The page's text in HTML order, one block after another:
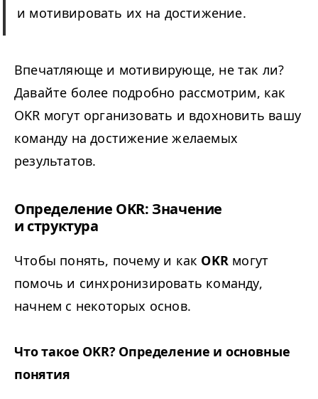
и мотивировать их на достижение.
Впечатляюще и мотивирующе, не так ли?
Давайте более подробно рассмотрим, как
OKR могут организовать и вдохновить вашу
команду на достижение желаемых
результатов.
Определение OKR: Значение
и структура
Чтобы понять, почему и как OKR могут
помочь и синхронизировать команду,
начнем с некоторых основ.
Что такое OKR? Определение и основные
понятия